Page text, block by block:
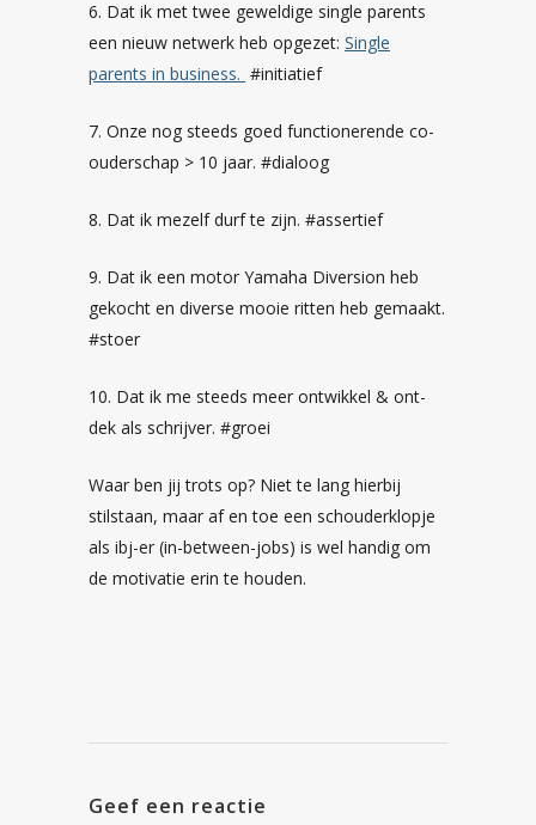
6. Dat ik met twee geweldige single parents
een nieuw netwerk heb opgezet: Single
parents in business. #initiatief
7. Onze nog steeds goed functionerende co-
ouderschap > 10 jaar. #dialoog
8. Dat ik mezelf durf te zijn. #assertief
9. Dat ik een motor Yamaha Diversion heb
gekocht en diverse mooie ritten heb gemaakt.
#stoer
10. Dat ik me steeds meer ontwikkel & ont-
dek als schrijver. #groei
Waar ben jij trots op? Niet te lang hierbij
stilstaan, maar af en toe een schouderklopje
als ibj-er (in-between-jobs) is wel handig om
de motivatie erin te houden.
Geef een reactie